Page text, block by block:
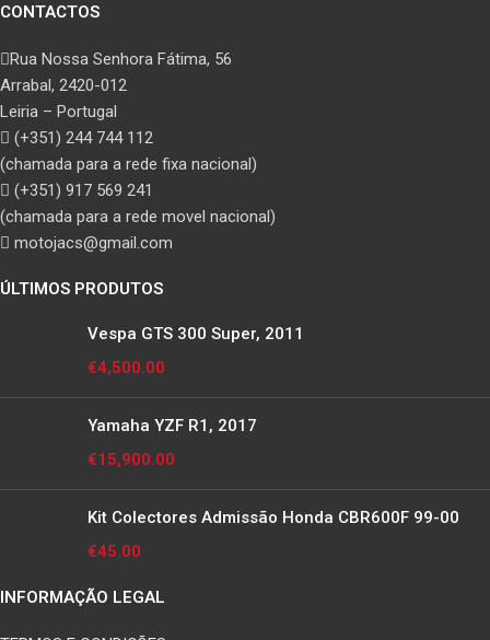
CONTACTOS
Rua Nossa Senhora Fátima, 56
Arrabal, 2420-012
Leiria – Portugal
(+351) 244 744 112
(chamada para a rede fixa nacional)
(+351) 917 569 241
(chamada para a rede movel nacional)
motojacs@gmail.com
ÚLTIMOS PRODUTOS
Vespa GTS 300 Super, 2011
€4,500.00
Yamaha YZF R1, 2017
€15,900.00
Kit Colectores Admissão Honda CBR600F 99-00
€45.00
INFORMAÇÃO LEGAL